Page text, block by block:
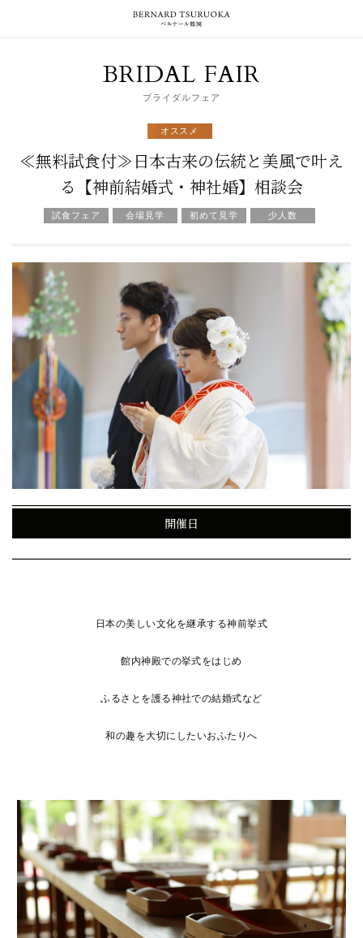
BRIDAL FAIR
ブライダルフェア
オススメ
≪無料試食付≫日本古来の伝統と美風で叶え
る【神前結婚式・神社婚】相談会
試食フェア 会場見学 初めて見学 少人数
開催日
日本の美しい文化を継承する神前挙式
館内神殿での挙式をはじめ
ふるさとを護る神社での結婚式など
和の趣を大切にしたいおふたりへ